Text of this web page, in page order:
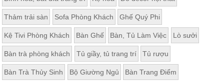
Thảm trải sàn Sofa Phòng Khách Ghế Quý Phi
Kệ Tivi Phòng Khách Bàn Ghế Bàn, Tủ Làm Việc Lò sưởi
Bàn trà phòng khách Tủ giầy, tủ trang trí Tủ rượu
Bàn Trà Thủy Sinh Bộ Giường Ngủ Bàn Trang Điểm